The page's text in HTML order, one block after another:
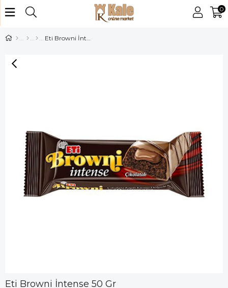
0
Eti Browni İntense 50 Gr
Eti Browni İntense 50 Gr